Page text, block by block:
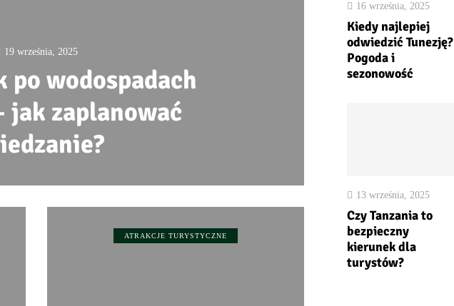
19 września, 2025
po wodospadach
zaplanować
ATRAKCJE TURYSTYCZNE
16 września, 2025
Kiedy najlepiej
odwiedzić Tunezję?
Pogoda i
sezonowość
13 września, 2025
Czy Tanzania to
bezpieczny
kierunek dla
turystów?